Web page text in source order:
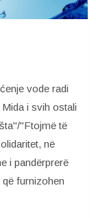
vode radi
i svih ostali
"Ftojmë të
në
i pandërprerë
që furnizohen